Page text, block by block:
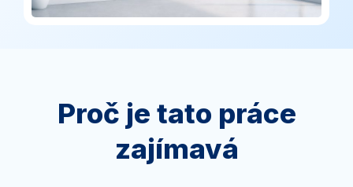
Proč je tato práce
zajímavá